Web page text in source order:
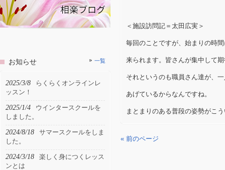
＜施設訪問記＝太田広実＞
毎回のことですが、始まりの時
来られます。皆さんが集中して
それというのも職員さん達が、
あげているからなんですね。
まとまりのある普段の姿勢がこ
« 前のページ
お知らせ 一覧
2025/3/8
らくらくオンラインレ
ッスン！
2025/1/4
ウインタースクールを
しました。
2024/8/18
サマースクールをしま
した。
2024/3/18
楽しく身につくレッス
ンとは